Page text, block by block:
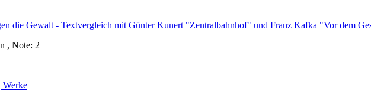
, Note: 2
Werke